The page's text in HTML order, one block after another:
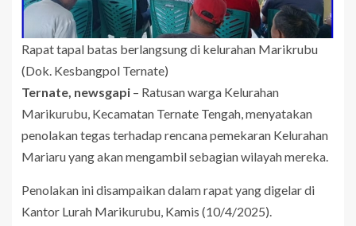
Rapat tapal batas berlangsung di kelurahan Marikrubu
(Dok. Kesbangpol Ternate)
Ternate, newsgapi – Ratusan warga Kelurahan
Marikurubu, Kecamatan Ternate Tengah, menyatakan
penolakan tegas terhadap rencana pemekaran Kelurahan
Mariaru yang akan mengambil sebagian wilayah mereka.
Penolakan ini disampaikan dalam rapat yang digelar di
Kantor Lurah Marikurubu, Kamis (10/4/2025).